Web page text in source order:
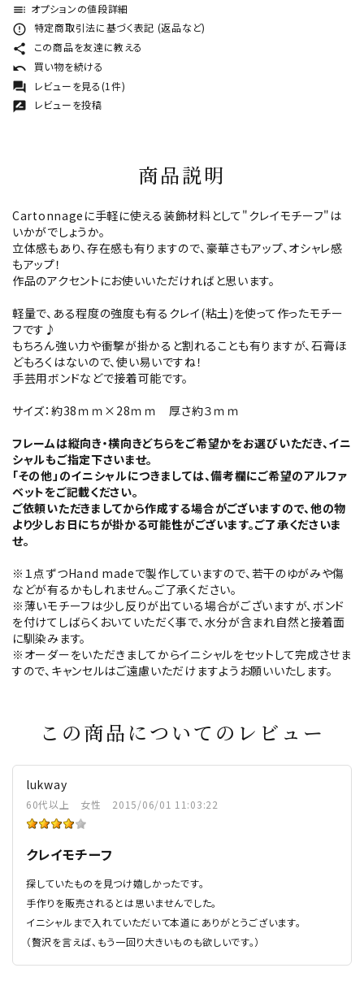
toc オプションの値段詳細
error_outline 特定商取引法に基づく表記 (返品など)
share この商品を友達に教える
undo 買い物を続ける
forum レビューを見る(1件)
rate_review レビューを投稿
商品説明
Cartonnageに手軽に使える装飾材料として"クレイモチーフ"は
いかがでしょうか。
立体感もあり、存在感も有りますので、豪華さもアップ、オシャレ感
もアップ！
作品のアクセントにお使いいただければと思います。
軽量で、ある程度の強度も有るクレイ(粘土)を使って作ったモチー
フです♪
もちろん強い力や衝撃が掛かると割れることも有りますが、石膏ほ
どもろくはないので、使い易いですね！
手芸用ボンドなどで接着可能です。
サイズ：約38ｍｍ×28ｍｍ 厚さ約３ｍｍ
フレームは縦向き・横向きどちらをご希望かをお選びいただき、イニ
シャルもご指定下さいませ。
「その他」のイニシャルにつきましては、備考欄にご希望のアルファ
ベットをご記載ください。
ご依頼いただきましてから作成する場合がございますので、他の物
より少しお日にちが掛かる可能性がございます。ご了承くださいま
せ。
※１点ずつHand madeで製作していますので、若干のゆがみや傷
などが有るかもしれません。ご了承ください。
※薄いモチーフは少し反りが出ている場合がございますが、ボンド
を付けてしばらくおいていただく事で、水分が含まれ自然と接着面
に馴染みます。
※オーダーをいただきましてからイニシャルをセットして完成させま
すので、キャンセルはご遠慮いただけますようお願いいたします。
この商品についてのレビュー
lukway
60代以上 女性 2015/06/01 11:03:22
クレイモチーフ
探していたものを見つけ嬉しかったです。
手作りを販売されるとは思いませんでした。
イニシャルまで入れていただいて本道にありがとうございます。
（贅沢を言えば、もう一回り大きいものも欲しいです。）